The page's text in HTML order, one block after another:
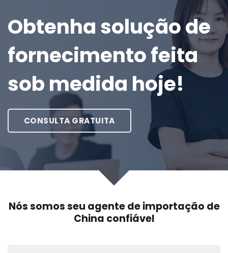
Obtenha solução de
fornecimento feita
sob medida hoje!
CONSULTA GRATUITA
Nós somos seu agente de importação de
China confiável